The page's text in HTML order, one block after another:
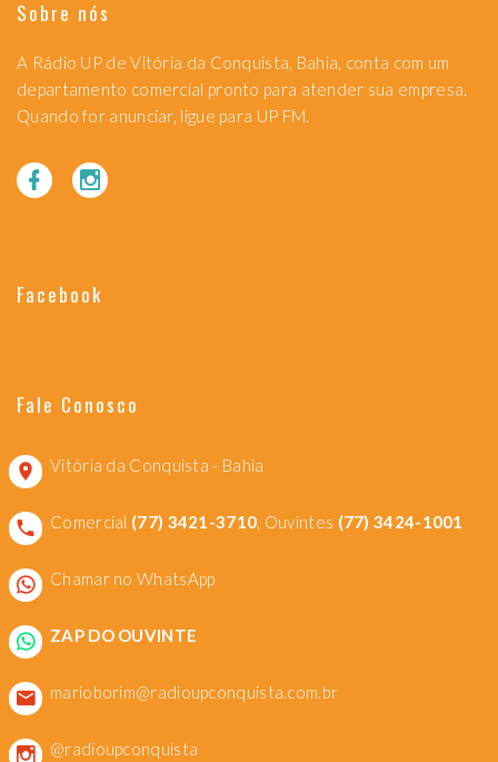
Sobre nós
A Rádio UP de Vitória da Conquista, Bahia, conta com um
departamento comercial pronto para atender sua empresa.
Quando for anunciar, ligue para UP FM.
Facebook
Fale Conosco
Vitória da Conquista - Bahia
Comercial (77) 3421-3710, Ouvintes (77) 3424-1001
Chamar no WhatsApp
ZAP DO OUVINTE
marioborim@radioupconquista.com.br
@radioupconquista